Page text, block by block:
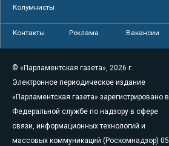
Колумнисты
Контакты Реклама Вакансии
© «Парламентская газета», 2026 г.
Электронное периодическое издание
«Парламентская газета» зарегистрировано в
Федеральной службе по надзору в сфере
связи, информационных технологий и
массовых коммуникаций (Роскомнадзор) 05